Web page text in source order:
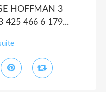
HOFFMAN 3
425 466 6 179...